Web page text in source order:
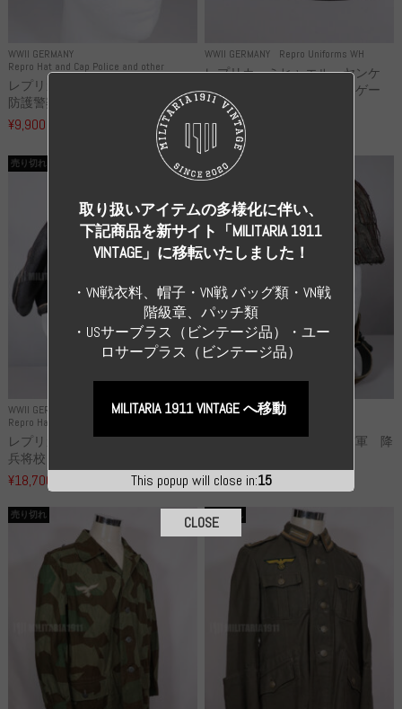
WWII GERMANY
Repro Hat and Cap Police and other
レプリカ ドイツ秩序警察 都市
防護警察 クラッシュキャップ...
¥9,900
WWII GERMANY Repro Uniforms WH
レプリカ ミヒャエル・ヤンケ
製 国家元帥 ヘルマン・ゲー
リ...
¥55,000
WWII GERMANY
Repro Hat and Cap SS and WSS
売り切れ
レプリカ 武装親衛隊 WSS 歩
兵将校 クラッシュキャップ ...
¥18,700
WWII GERMANY
売り切れ
高品質レプリカ ドイツ空軍 降
¥49,800（税込）
売り切れ 売り切れ
This popup will close in:15
取り扱いアイテムの多様化に伴い、
下記商品を新サイト「MILITARIA 1911
VINTAGE」に移転いたしました！
・VN戦衣料、帽子・VN戦 バッグ類・VN戦
階級章、パッチ類
・USサーブラス（ビンテージ品）・ユー
ロサープラス（ビンテージ品）
MILITARIA 1911 VINTAGE へ移動
CLOSE